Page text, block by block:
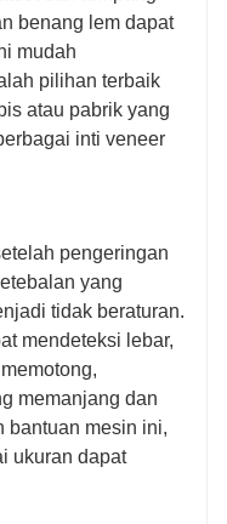
benang lem dapat
mudah
pilihan terbaik
atau pabrik yang
inti veneer
pengeringan
yang
tidak beraturan.
mendeteksi lebar,
memanjang dan
bantuan mesin ini,
ukuran dapat